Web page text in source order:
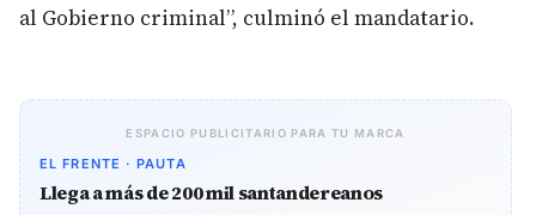
al Gobierno criminal”, culminó el mandatario.
ESPACIO PUBLICITARIO PARA TU MARCA
EL FRENTE · PAUTA
Llega a más de 200 mil santandereanos